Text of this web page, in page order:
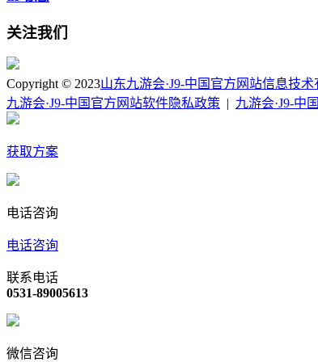
关注我们
Copyright © 2023山东九游会·J9-中国官方网站信息技术
九游会·J9-中国官方网站软件隐私政策
九游会·J9-中
获取方案
电话咨询
电话咨询
联系电话
0531-89005613
微信咨询